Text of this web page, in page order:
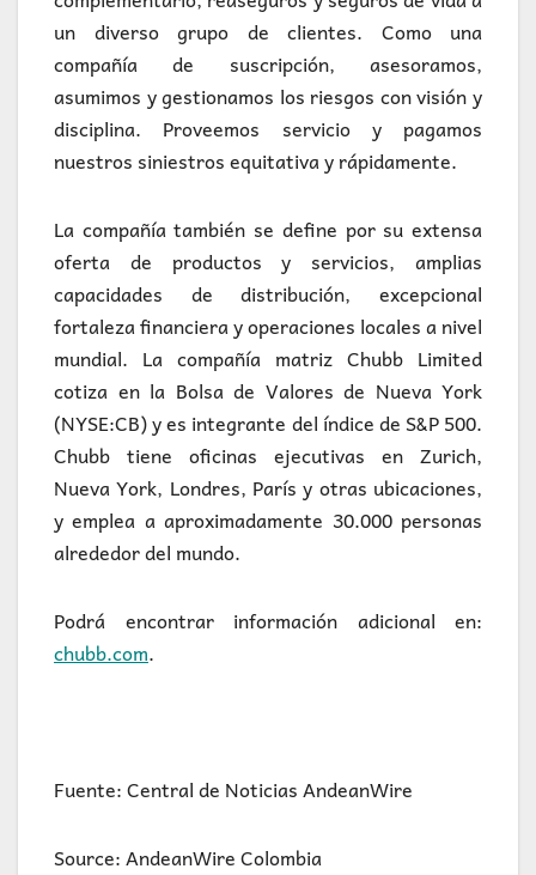
un diverso grupo de clientes. Como una
compañía de suscripción, asesoramos,
asumimos y gestionamos los riesgos con visión y
disciplina. Proveemos servicio y pagamos
nuestros siniestros equitativa y rápidamente.
La compañía también se define por su extensa
oferta de productos y servicios, amplias
capacidades de distribución, excepcional
fortaleza financiera y operaciones locales a nivel
mundial. La compañía matriz Chubb Limited
cotiza en la Bolsa de Valores de Nueva York
(NYSE:CB) y es integrante del índice de S&P 500.
Chubb tiene oficinas ejecutivas en Zurich,
Nueva York, Londres, París y otras ubicaciones,
y emplea a aproximadamente 30.000 personas
alrededor del mundo.
Podrá encontrar información adicional en:
chubb.com.
Fuente: Central de Noticias AndeanWire
Source: AndeanWire Colombia